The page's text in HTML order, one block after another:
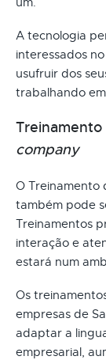
A tecnologia
interessados
usufruir dos
trabalhando em
Treinamento
company
O Treinamento
também pode
Treinamentos
interação e
estará num
Os
empresas de
adaptar a
empresarial,